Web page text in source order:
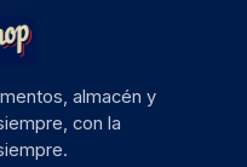
almacén y
con la